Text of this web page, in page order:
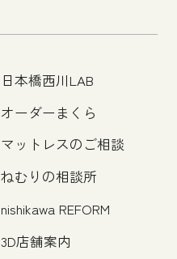
日本橋西川LAB
オーダーまくら
マットレスのご相談
ねむりの相談所
nishikawa REFORM
3D店舗案内